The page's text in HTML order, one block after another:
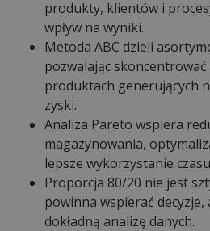
produkty, klientów i
wpływ na wyniki.
Metoda ABC dzieli
pozwalając
produktach generujących
zyski.
Analiza Pareto wspiera
magazynowania,
lepsze wykorzystanie
Proporcja 80/20 nie jest
powinna wspierać decyzje,
dokładną analizę danych.